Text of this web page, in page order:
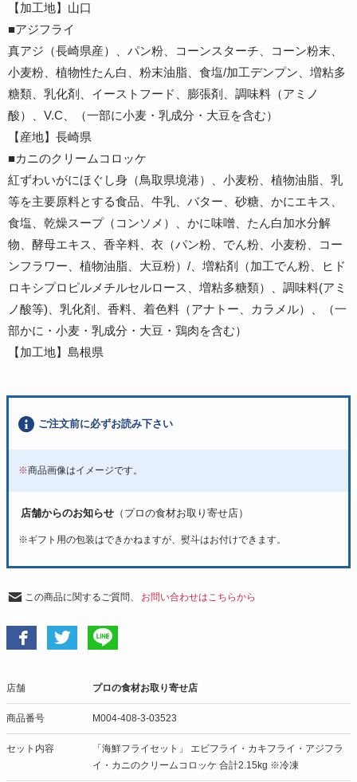
【加工地】山口
■アジフライ
真アジ（長崎県産）、パン粉、コーンスターチ、コーン粉末、
小麦粉、植物性たん白、粉末油脂、食塩/加工デンプン、増粘多
糖類、乳化剤、イーストフード、膨張剤、調味料（アミノ
酸）、V.C、（一部に小麦・乳成分・大豆を含む）
【産地】長崎県
■カニのクリームコロッケ
紅ずわいがにほぐし身（鳥取県境港）、小麦粉、植物油脂、乳
等を主要原料とする食品、牛乳、バター、砂糖、かにエキス、
食塩、乾燥スープ（コンソメ）、かに味噌、たん白加水分解
物、酵母エキス、香辛料、衣（パン粉、でん粉、小麦粉、コー
ンフラワー、植物油脂、大豆粉）/、増粘剤（加工でん粉、ヒド
ロキシプロピルメチルセルロース、増粘多糖類）、調味料(アミ
ノ酸等)、乳化剤、香料、着色料（アナトー、カラメル）、（一
部かに・小麦・乳成分・大豆・鶏肉を含む）
【加工地】島根県
ご注文前に必ずお読み下さい
※商品画像はイメージです。
店舗からのお知らせ （プロの食材お取り寄せ店）
※ギフト用の包装はできかねますが、熨斗はお付けできます。
この商品に関するご質問、 お問い合わせはこちらから
店舗 プロの食材お取り寄せ店
商品番号 M004-408-3-03523
セット内容
「海鮮フライセット」 エビフライ・カキフライ・アジフラ
イ・カニのクリームコロッケ 合計2.15kg ※冷凍